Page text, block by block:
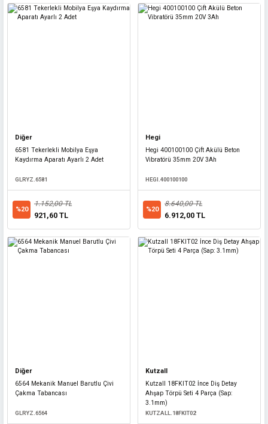
%20
967,68 TL
Diğer
6581 Tekerlekli Mobilya Eşya
Kaydırma Aparatı Ayarlı 2 Adet
GLRYZ.6581
%20
1.152,00 TL
921,60 TL
Hegi
Hegi 400100100 Çift Akülü Beton
Vibratörü 35mm 20V 3Ah
HEGI.400100100
%20
8.640,00 TL
6.912,00 TL
Diğer
6564 Mekanik Manuel Barutlu Çivi
Çakma Tabancası
GLRYZ.6564
Kutzall
Kutzall 18FKIT02 İnce Diş Detay
Ahşap Törpü Seti 4 Parça (Sap:
3.1mm)
KUTZALL.18FKIT02